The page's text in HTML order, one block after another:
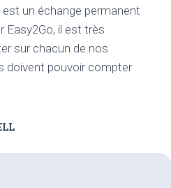
un échange permanent
Easy2Go, il est très
sur chacun de nos
doivent pouvoir compter